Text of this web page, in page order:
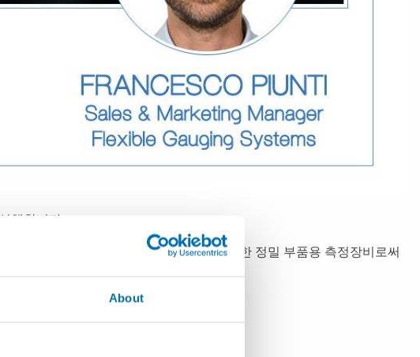
About
행합니다
정장비 또는 생산환경에서 정확하고 신속한 정밀 부품용 측정장비로써
검사에 적합합니다.